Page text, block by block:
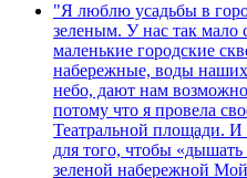
"Я люблю усадьбы в
зеленым. У нас так мало
маленькие городские
набережные, воды наших
небо, дают нам
потому что я провела
Театральной площади. И
для того, чтобы
зеленой набережной